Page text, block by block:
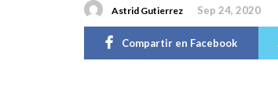
Astrid Gutierrez Sep 24, 2020
Compartir en Facebook